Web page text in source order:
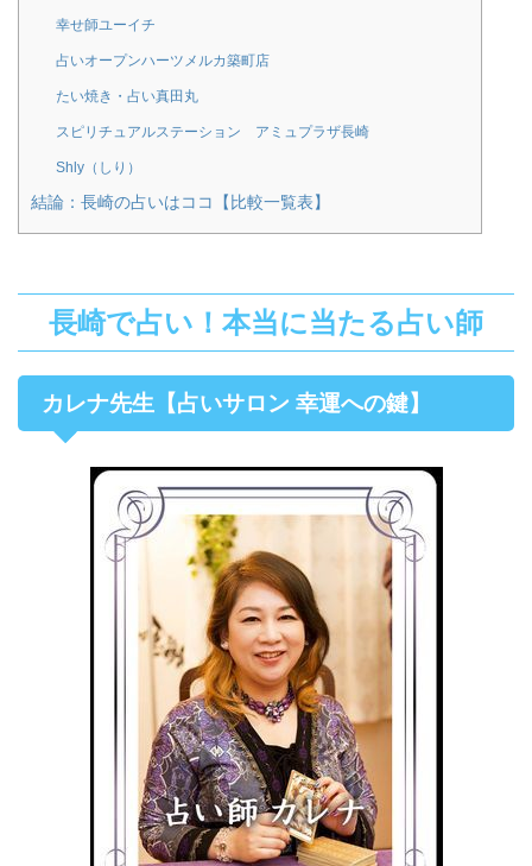
幸せ師ユーイチ
占いオープンハーツメルカ築町店
たい焼き・占い真田丸
スピリチュアルステーション アミュプラザ長崎
Shly（しり）
結論：長崎の占いはココ【比較一覧表】
長崎で占い！本当に当たる占い師
カレナ先生【占いサロン 幸運への鍵】